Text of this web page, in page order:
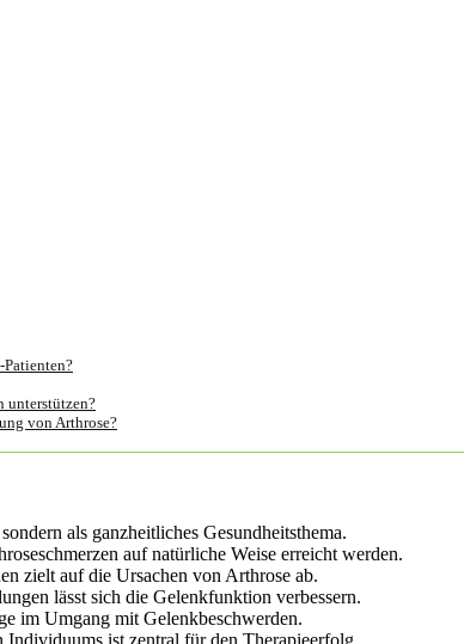
unterstützen?
von Arthrose?
als ganzheitliches Gesundheitsthema.
auf natürliche Weise erreicht werden.
zielt auf die Ursachen von Arthrose ab.
lässt sich die Gelenkfunktion verbessern.
im Umgang mit Gelenkbeschwerden.
ist zentral für den Therapieerfolg.